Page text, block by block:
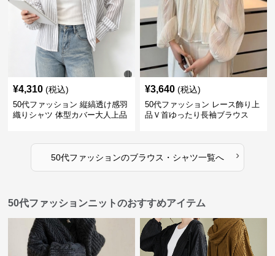
¥4,310 (税込)
50代ファッション 縦縞透け感羽
織りシャツ 体型カバー大人上品
¥3,640 (税込)
50代ファッション レース飾り上
品Ｖ首ゆったり長袖ブラウス
50代ファッションのブラウス・シャツ一覧へ ›
50代ファッションニットのおすすめアイテム